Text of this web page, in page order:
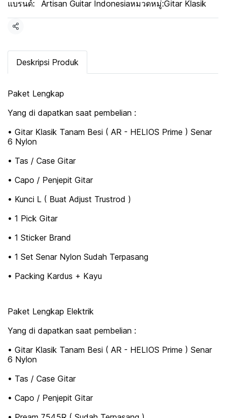
แบรนด์: Artisan Guitar Indonesiaหมวดหมู่:Gitar Klasik
แชร์
Deskripsi Produk
Paket Lengkap
Yang di dapatkan saat pembelian :
• Gitar Klasik Tanam Besi ( AR - HELIOS Prime ) Senar
6 Nylon
• Tas / Case Gitar
• Capo / Penjepit Gitar
• Kunci L ( Buat Adjust Trustrod )
• 1 Pick Gitar
• 1 Sticker Brand
• 1 Set Senar Nylon Sudah Terpasang
• Packing Kardus + Kayu
Paket Lengkap Elektrik
Yang di dapatkan saat pembelian :
• Gitar Klasik Tanam Besi ( AR - HELIOS Prime ) Senar
6 Nylon
• Tas / Case Gitar
• Capo / Penjepit Gitar